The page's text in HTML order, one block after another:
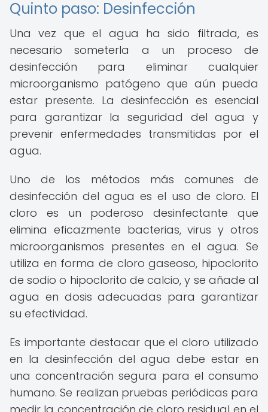
Quinto paso: Desinfección
Una vez que el agua ha sido filtrada, es
necesario someterla a un proceso de
desinfección para eliminar cualquier
microorganismo patógeno que aún pueda
estar presente. La desinfección es esencial
para garantizar la seguridad del agua y
prevenir enfermedades transmitidas por el
agua.
Uno de los métodos más comunes de
desinfección del agua es el uso de cloro. El
cloro es un poderoso desinfectante que
elimina eficazmente bacterias, virus y otros
microorganismos presentes en el agua. Se
utiliza en forma de cloro gaseoso, hipoclorito
de sodio o hipoclorito de calcio, y se añade al
agua en dosis adecuadas para garantizar
su efectividad.
Es importante destacar que el cloro utilizado
en la desinfección del agua debe estar en
una concentración segura para el consumo
humano. Se realizan pruebas periódicas para